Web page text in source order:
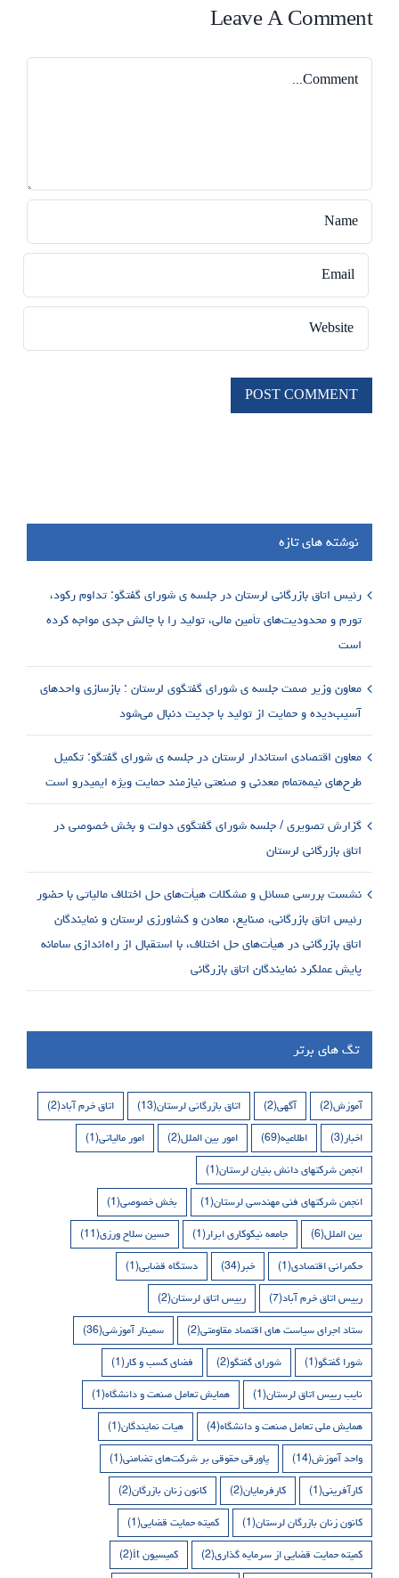
Leave A Comment
Comment
نوشته های تازه
رئیس اتاق بازرگانی لرستان در جلسه ی شورای گفتگو: تداوم رکود،
تورم و محدودیت‌های تأمین مالی، تولید را با چالش جدی مواجه کرده
است
معاون وزیر صمت جلسه ی شورای گفتگوی لرستان : بازسازی واحدهای
آسیب‌دیده و حمایت از تولید با جدیت دنبال می‌شود
معاون اقتصادی استاندار لرستان در جلسه ی شورای گفتگو: تکمیل
طرح‌های نیمه‌تمام معدنی و صنعتی نیازمند حمایت ویژه ایمیدرو است
گزارش تصویری / جلسه شورای گفتگوی دولت و بخش خصوصی در
اتاق بازرگانی لرستان
نشست بررسی مسائل و مشکلات هیأت‌های حل اختلاف مالیاتی با حضور
رئیس اتاق بازرگانی، صنایع، معادن و کشاورزی لرستان و نمایندگان
اتاق بازرگانی در هیأت‌های حل اختلاف، با استقبال از راه‌اندازی سامانه
پایش عملکرد نمایندگان اتاق بازرگانی
تگ های برتر
آموزش(2) آگهی(2) اتاق بازرگانی لرستان(13) اتاق خرم آباد(2)
اخبار(3) اطلاعیه(69) امور بین الملل(2) امور مالیاتی(1)
انجمن شرکتهای دانش بنیان لرستان(1)
انجمن شرکتهای فنی مهندسی لرستان(1) بخش خصوصی(1)
بین الملل(6) جامعه نیکوکاری ابرار(1) حسین سلاح ورزی(11)
حکمرانی اقتصادی(1) خبر(34) دستگاه قضایی(1)
رییس اتاق خرم آباد(7) رییس اتاق لرستان(2)
ستاد اجرای سیاست های اقتصاد مقاومتی(2) سمینار آموزشی(36)
شورا گفتگو(1) شورای گفتگو(2) فضای کسب و کار(1)
نایب رییس اتاق لرستان(1) همایش تعامل صنعت و دانشگاه(1)
همایش ملی تعامل صنعت و دانشگاه(4) هیات نمایندگان(1)
واحد آموزش(14) پاورقی حقوقی بر شرکت‌های تضامنی(1)
کارآفرینی(1) کارفرمایان(2) کانون زنان بازرگان(2)
کانون زنان بازرگان لرستان(1) کمیته حمایت قضایی(1)
کمیته حمایت قضایی از سرمایه گذاری(2) کمیسیون it (2)